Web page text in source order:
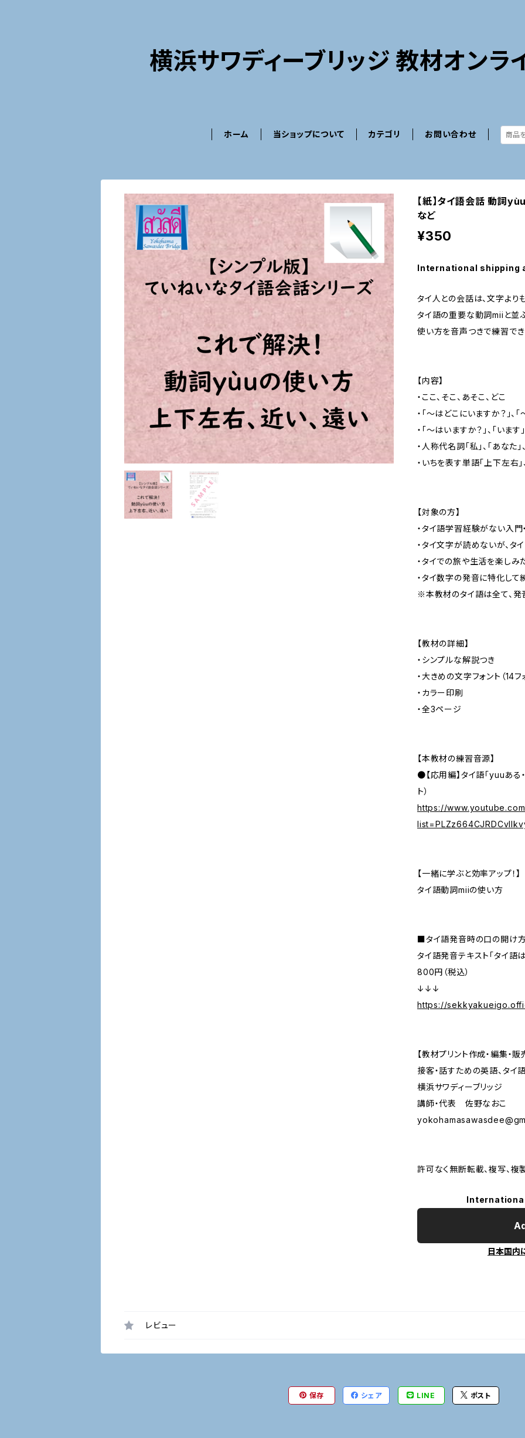
横浜サワディーブリッジ 教材オンラ
ホーム 当ショップについて カテゴリ お問い合わせ
【紙】タイ語会話 動詞
など
¥350
International shipping
タイ人との会話は、文字より
タイ語の重要な動詞miiと並
使い方を音声つきで練習でき
【内容】
・ここ、そこ、あそこ、どこ
・「～はどこにいますか？」、
・「～はいますか？」、「います
・人称代名詞「私」、「あなた
・いちを表す単語「上下左右」
【対象の方】
・タイ語学習経験がない入門
・タイ文字が読めないが、
・タイでの旅や生活を楽しみ
・タイ数字の発音に特化して
※本教材のタイ語は全て、発
【教材の詳細】
・シンプルな解説つき
・大きめの文字フォント（14フ
・カラー印刷
・全3ページ
【本教材の練習音源】
●【応用編】タイ語「yuuある
ト）
https://
【一緒に学ぶと効率アップ！】
タイ語動詞miiの使い方
■タイ語発音時の口の開け
タイ語発音テキスト「タイ語
800円（税込）
↓↓↓
https://
【教材プリント作成・編集・販
接客・話すための英語、タイ
横浜サワディーブリッジ
講師・代表 佐野なおこ
許可なく無断転載、複写、複
日本国内
レビュー
保存 シェア LINE ポスト